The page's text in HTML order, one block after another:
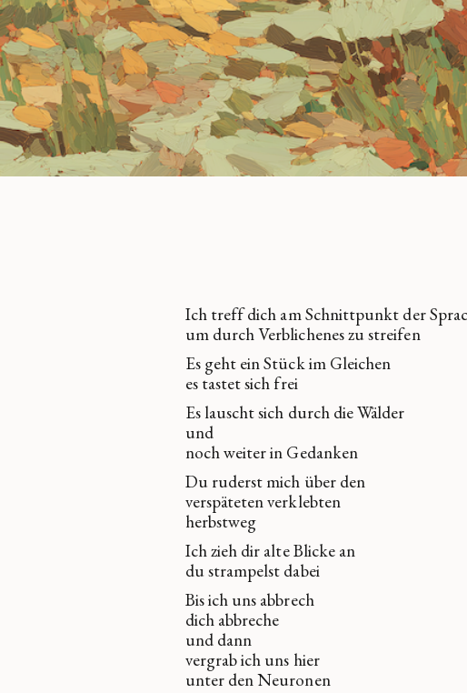
Ich treff dich am Schnittpunkt der
um durch Verblichenes zu streifen
Es geht ein Stück im Gleichen
es tastet sich frei
Es lauscht sich durch die Wälder
und
noch weiter in Gedanken
Du ruderst mich über den
verspäteten verklebten
herbstweg
Ich zieh dir alte Blicke an
du strampelst dabei
Bis ich uns abbrech
dich abbreche
und dann
vergrab ich uns hier
unter den Neuronen